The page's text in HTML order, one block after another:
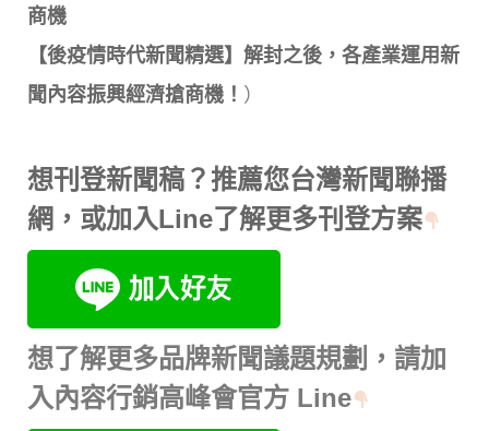
商機
【後疫情時代新聞精選】解封之後，各產業運用新
聞內容振興經濟搶商機！ ）
想刊登新聞稿？推薦您台灣新聞聯播
網 ，或加入Line了解更多刊登方案
想了解更多品牌新聞議題規劃，請加
入內容行銷高峰會官方 Line